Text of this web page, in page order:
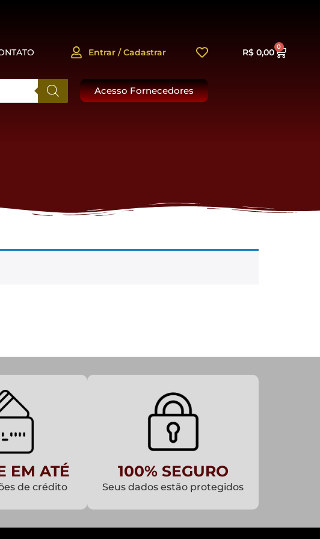
Entrar / Cadastrar R$0,00
0
Acesso Fornecedores
EM ATÉ
de crédito
100% SEGURO
Seus dados estão protegidos